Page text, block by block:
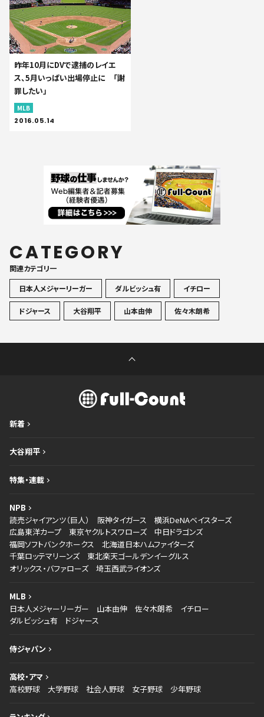
昨年10月にDVで逮捕のレイエ
ス、5月いっぱい出場停止に 「謝
罪したい」
MLB
2016.05.14
CATEGORY
関連カテゴリ一
日本人メジャーリーガー
ダルビッシュ有 イチロー
ドジャース 大谷翔平 山本由伸 佐々木朗希
新着
大谷翔平
特集・連載
NPB
読売ジャイアンツ（巨人）
阪神タイガース
横浜DeNAベイスターズ
広島東洋カープ
東京ヤクルトスワローズ
中日ドラゴンズ
福岡ソフトバンクホークス
北海道日本ハムファイターズ
千葉ロッテマリーンズ
東北楽天ゴールデンイーグルス
オリックス・バファローズ
埼玉西武ライオンズ
MLB
日本人メジャーリーガー
山本由伸 佐々木朗希
イチロー
ダルビッシュ有
ドジャース
侍ジャパン
高校・アマ
高校野球
大学野球 社会人野球 女子野球 少年野球